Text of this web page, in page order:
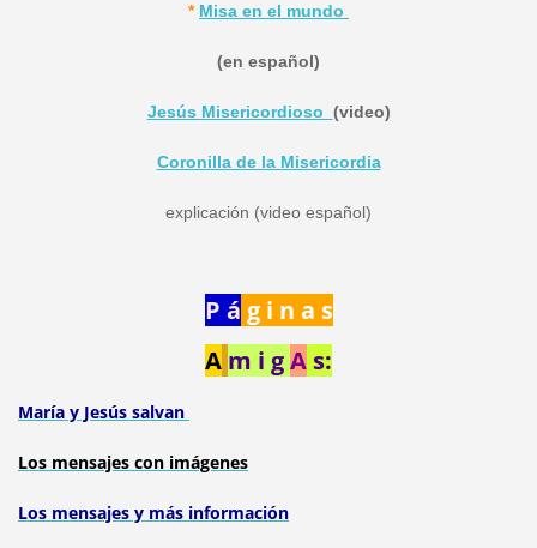
* Misa en el mundo
(en español)
Jesús Misericordioso (video)
Coronilla de la Misericordia
explicación (video español)
P á g i n a s
A m i gA s:
María y Jesús salvan
Los mensajes con imágenes
Los mensajes y más información